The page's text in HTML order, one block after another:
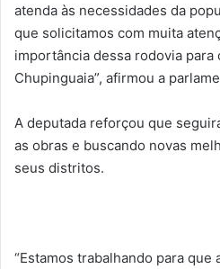
atenda às necessidades da
que solicitamos com muita
importância dessa rodovia
Chupinguaia”, afirmou a
A deputada reforçou que
as obras e buscando novas
seus distritos.
“Estamos trabalhando para que